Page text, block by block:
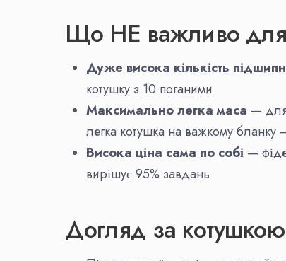
Що НЕ важливо для
Дуже висока кількість
котушку з 10 поганими
Максимально легка маса — для
легка котушка на важкому
Висока ціна сама по собі —
вирішує 95% завдань
Догляд за котушкою